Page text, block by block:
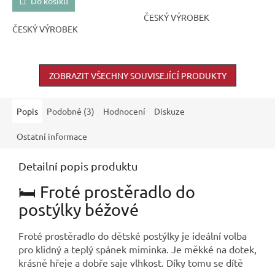
ČESKÝ VÝROBEK
5
ČESKÝ VÝROBEK
ZOBRAZIT VŠECHNY SOUVISEJÍCÍ PRODUKTY
Popis Podobné (3) Hodnocení Diskuze
Ostatní informace
Detailní popis produktu
🛏️ Froté prostěradlo do
postýlky béžové
Froté prostěradlo do dětské postýlky je ideální volba
pro klidný a teplý spánek miminka. Je měkké na dotek,
krásně hřeje a dobře saje vlhkost. Díky tomu se dítě